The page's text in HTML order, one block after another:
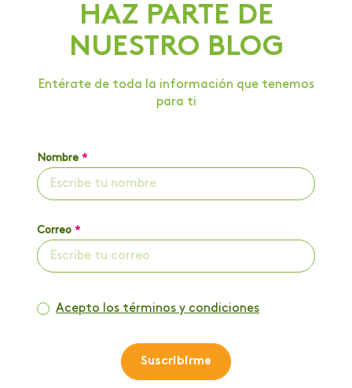
HAZ PARTE DE
NUESTRO BLOG
Entérate de toda la información que tenemos
para ti
Nombre *
Correo *
Acepto los términos y condiciones
Suscribirme